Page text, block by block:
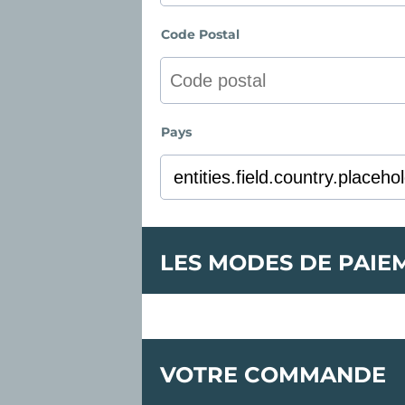
Code Postal
Pays
LES MODES DE
VOTRE COMMANDE